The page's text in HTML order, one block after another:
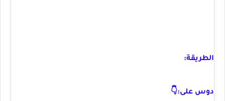
الطريقة:
دوس على:👇